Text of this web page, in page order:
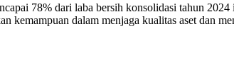
78% dari laba bersih konsolidasi tahun 2024
dalam menjaga kualitas aset dan